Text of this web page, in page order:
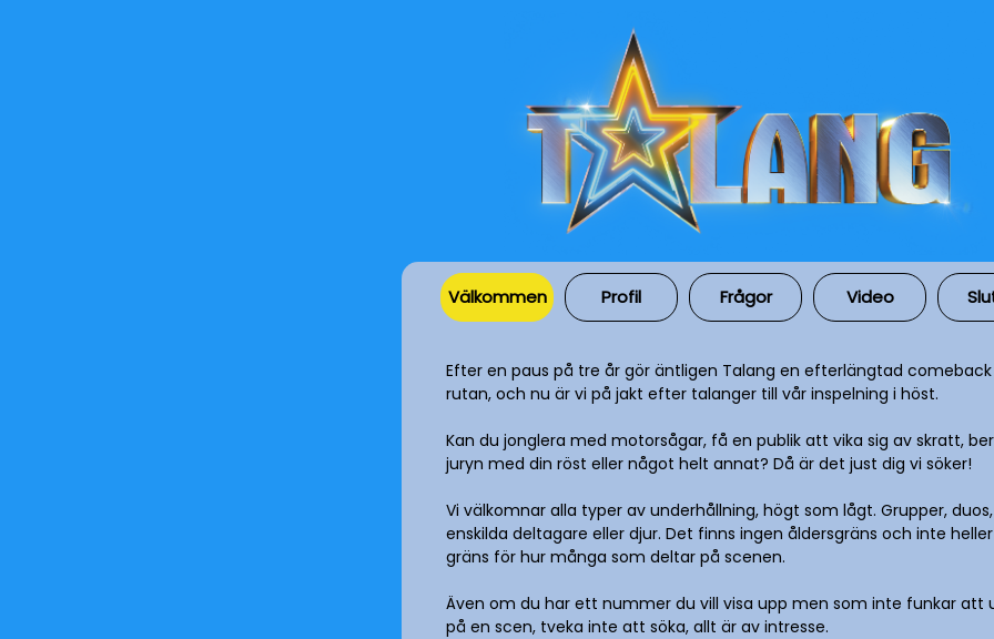
Välkommen Profil Frågor Video
Efter en paus på tre år gör äntligen Talang en efterlängtad
rutan, och nu är vi på jakt efter talanger till vår inspelning i höst.
Kan du jonglera med motorsågar, få en publik att vika sig av skratt,
juryn med din röst eller något helt annat? Då är det just dig vi söker!
Vi välkomnar alla typer av underhållning, högt som lågt. Grupper, duos,
enskilda deltagare eller djur. Det finns ingen åldersgräns och inte
gräns för hur många som deltar på scenen.
Även om du har ett nummer du vill visa upp men som inte funkar att
på en scen, tveka inte att söka, allt är av intresse.